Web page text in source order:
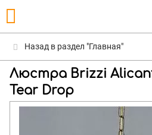
Назад в раздел "Главная"
Люстра Brizzi
Tear Drop